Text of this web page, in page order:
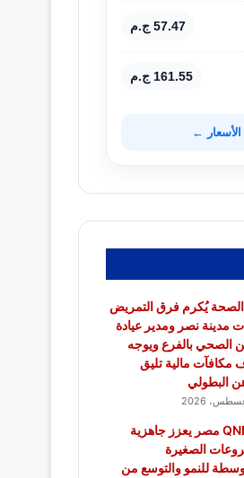
57.47 ج.م
161.55 ج.م
←
يُكرم فرق التمريض
مدينة نصر ومدير عيادة
الصحي بالفرع ويوجه
مالية تليق
البطولي
بنك QNB مصر يعزز جاهزية
الصغيرة
للنمو والتوسع من